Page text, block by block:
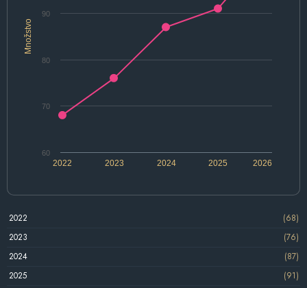
Množstvo
2022 2024 2026
2023 2025
60
70
80
90
2022
(68)
2023
(76)
2024
(87)
2025
(91)